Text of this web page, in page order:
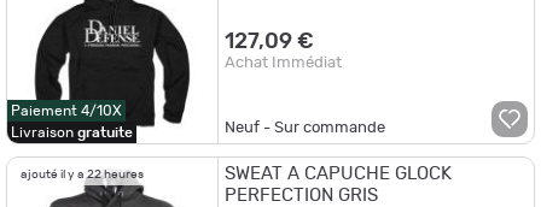
Paiement 4/10X
Livraison gratuite
127,09 €
Achat Immédiat
Neuf - Sur commande
ajouté il y a 22 heures
SWEAT A CAPUCHE GLOCK
PERFECTION GRIS